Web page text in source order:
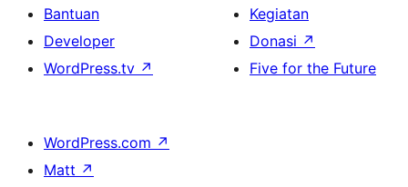
Bantuan
Developer
WordPress.tv ↗
Kegiatan
Donasi ↗
Five for the Future
WordPress.com ↗
Matt ↗